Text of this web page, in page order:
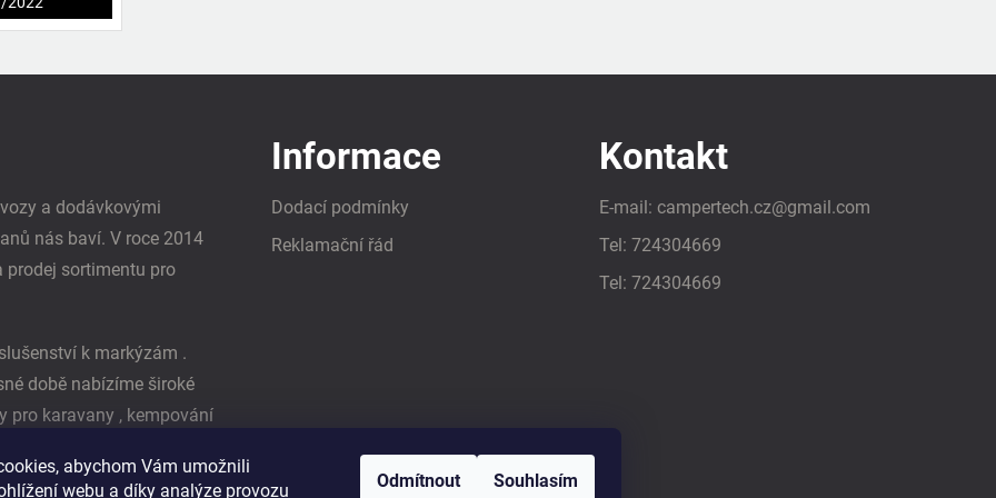
abychom Vám umožnili
webu a díky analýze provozu
Odmítnout Souhlasím
a dodávkovými
nás baví. V roce 2014
prodej sortimentu pro
k markýzám .
době nabízíme široké
pro karavany , kempování
Reimo
Informace
Dodací podmínky
Reklamační řád
Kontakt
E-mail: campertech.cz@gmail.com
Tel: 724304669
Tel: 724304669